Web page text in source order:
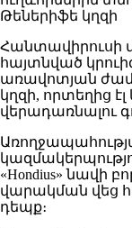
Հանտավիրուսի
հայտնված
առավոտյան
կղզի, որտեղից
վերադառնալու
«Hondius» նավի
վարակման վեց
դեպք։